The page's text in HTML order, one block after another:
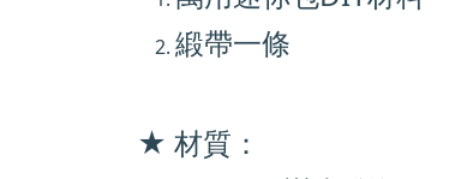
緞帶一條
★ 材質：